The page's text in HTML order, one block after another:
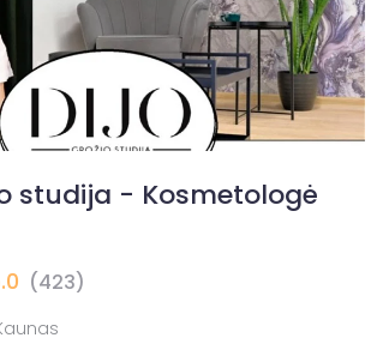
studija - Kosmetologė
(423)